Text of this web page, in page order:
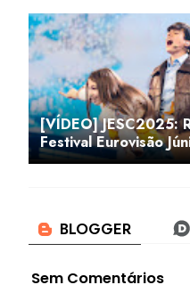
[VÍDEO] JESC2025:
Festival Eurovisão
Sem Comentários